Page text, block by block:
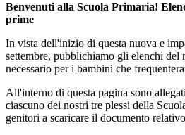
Benvenuti alla Scuola Primaria!
prime
In vista dell'inizio di questa nuova e
settembre, pubblichiamo gli elenchi del
necessario per i bambini che
All'interno di questa pagina sono
ciascuno dei nostri tre plessi della
genitori a scaricare il documento